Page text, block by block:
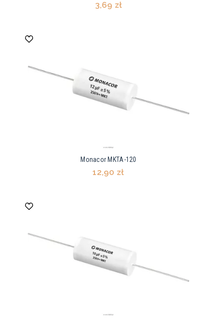
3,69 zł
Monacor MKTA-120
12,90 zł